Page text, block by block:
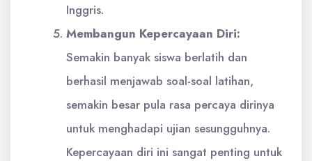
Inggris.
Membangun Kepercayaan Diri:
Semakin banyak siswa berlatih dan
berhasil menjawab soal-soal latihan,
semakin besar pula rasa percaya dirinya
untuk menghadapi ujian sesungguhnya.
Kepercayaan diri ini sangat penting untuk